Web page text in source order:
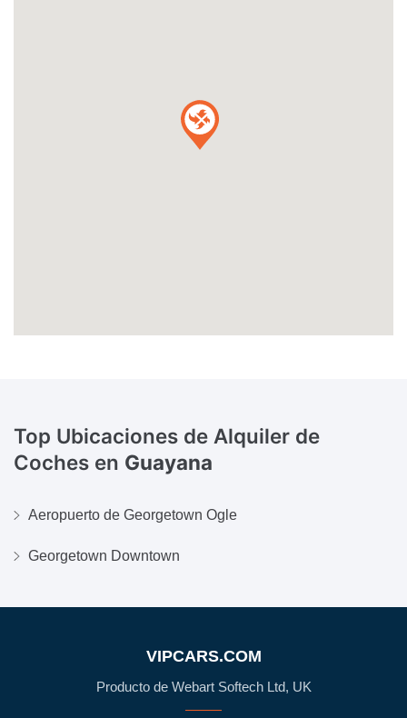
Top Ubicaciones de Alquiler de
Coches en Guayana
Aeropuerto de Georgetown Ogle
Georgetown Downtown
VIPCARS.COM
Producto de Webart Softech Ltd, UK